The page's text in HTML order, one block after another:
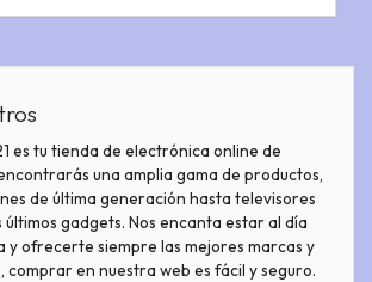
es tu tienda de electrónica online de
una amplia gama de productos,
de última generación hasta televisores
gadgets. Nos encanta estar al día
y ofrecerte siempre las mejores marcas y
comprar en nuestra web es fácil y seguro.